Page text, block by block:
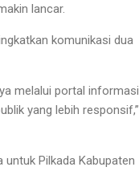
lancar.
komunikasi dua
melalui portal informasi
yang lebih responsif,”
untuk Pilkada Kabupaten